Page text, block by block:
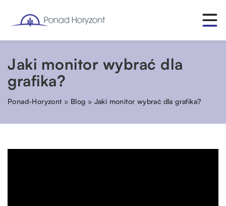
Jaki monitor wybrać dla
grafika?
Ponad-Horyzont» Blog » Jaki monitor wybrać dla grafika?